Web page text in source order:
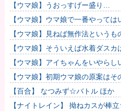
【ウマ娘】うおっすげー盛り…
【ウマ娘】ウマ娘で一番やっては
も育成でもグッズでもなく、これ
【ウマ娘】見ねば無作法という
エ…（殴
【ウマ娘】そういえば水着ダスカ
ｯｯｯ
【ウマ娘】アイちゃんをいやら
りました…
【ウマ娘】初期ウマ娘の原案はそ
がないんだ。
【百合】 なつみず☆バトル ほか
【ナイトレイン】 拗ねカスが棒